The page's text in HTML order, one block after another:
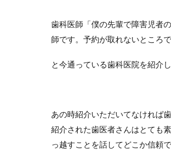
歯科医師「僕の先輩で障害児者
師です。予約が取れないところ
と今通っている歯科医院を紹介
あの時紹介いただいてなければ
紹介された歯医者さんはとても
っ越すことを話してどこか信頼